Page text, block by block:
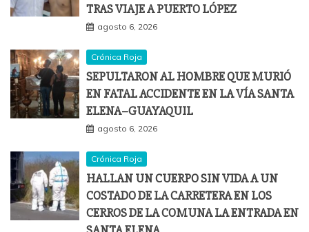
TRAS VIAJE A PUERTO LÓPEZ
agosto 6, 2026
Crónica Roja
SEPULTARON AL HOMBRE QUE MURIÓ
EN FATAL ACCIDENTE EN LA VÍA SANTA
ELENA–GUAYAQUIL
agosto 6, 2026
Crónica Roja
HALLAN UN CUERPO SIN VIDA A UN
COSTADO DE LA CARRETERA EN LOS
CERROS DE LA COMUNA LA ENTRADA EN